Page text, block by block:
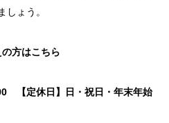
しょう。
方はこちら
【定休日】日・祝日・年末年始